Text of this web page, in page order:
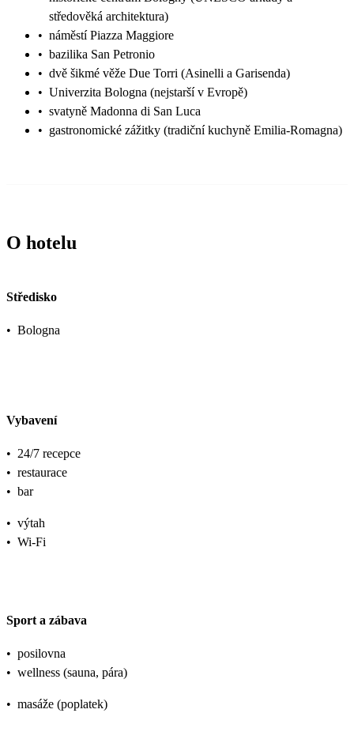
středověká architektura)
• náměstí Piazza Maggiore
• bazilika San Petronio
• dvě šikmé věže Due Torri (Asinelli a Garisenda)
• Univerzita Bologna (nejstarší v Evropě)
• svatyně Madonna di San Luca
• gastronomické zážitky (tradiční kuchyně Emilia-Romagna)
O hotelu
Středisko
• Bologna
Vybavení
• 24/7 recepce
• restaurace
• bar
• výtah
• Wi-Fi
Sport a zábava
• posilovna
• wellness (sauna, pára)
• masáže (poplatek)